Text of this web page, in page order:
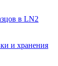
в LN2
и хранения